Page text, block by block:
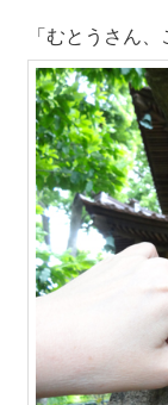
「むとうさん